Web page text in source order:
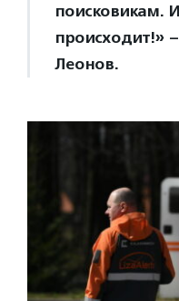
поисковикам.
происходит!»
Леонов.